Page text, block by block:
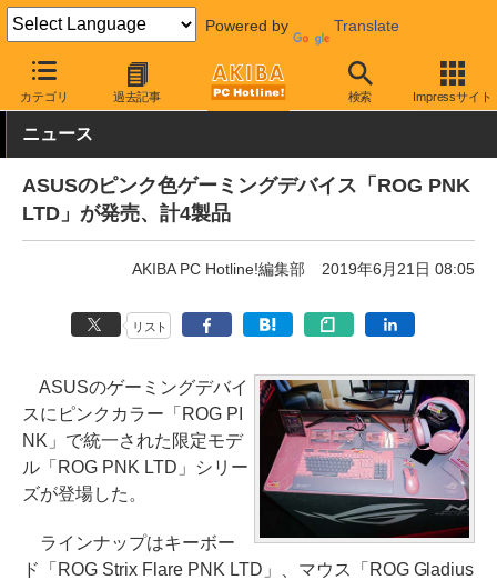
Powered by Translate
カテゴリ 過去記事 検索 Impressサイト
AKIBA PC Hotline! PC周辺機器 キーボード ASUS
ニュース
ASUSのピンク色ゲーミングデバイス「ROG PNK
LTD」が発売、計4製品
AKIBA PC Hotline!編集部 2019年6月21日 08:05
リスト
ASUSのゲーミングデバイ
スにピンクカラー「ROG PI
NK」で統一された限定モデ
ル「ROG PNK LTD」シリー
ズが登場した。
ラインナップはキーボー
ド「ROG Strix Flare PNK LTD」、マウス「ROG Gladius